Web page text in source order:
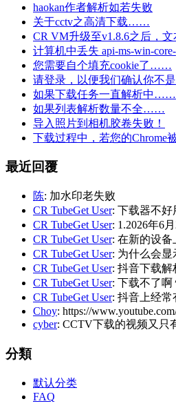
haokan作者解析如若失败
关于cctv之高清下载……
CR VM升级至v1.8.6之后，
计算机中丢失 api-ms-win-
您需要自个填充cookie了……
请登录，以便我们确认你不
如果下载任务一直解析中……
如果列表解析数量不全……
导入照片到相机胶卷失败！
下载过程中，若您的Chrome
最近回覆
陈: 加水印老失败
CR TubeGet User: 下载器不好
CR TubeGet User: 1.2026年6
CR TubeGet User: 在新的设备
CR TubeGet User: 为什么会显
CR TubeGet User: 抖音下载解
CR TubeGet User: 下载不了啊
CR TubeGet User: 抖音上经
Choy: https://
cyber: CCTV下载的视频又只
分類
默认分类
FAQ